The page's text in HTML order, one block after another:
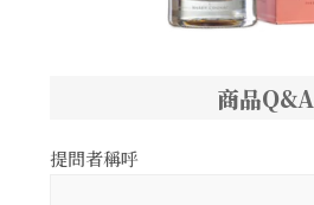
商品Q&A
提問者稱呼